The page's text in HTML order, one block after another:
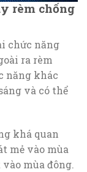
rèm chống
chức năng
ra rèm
năng khác
và có thể
khá quan
mẻ vào mùa
mùa đông.